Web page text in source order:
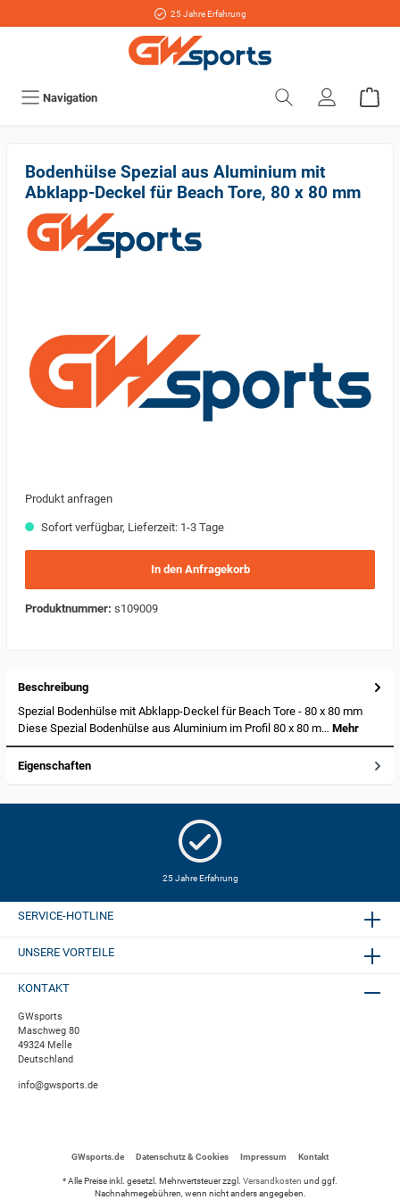
25 Jahre Erfahrung
Navigation
Bodenhülse Spezial aus Aluminium mit
Abklapp-Deckel für Beach Tore, 80 x 80 mm
Produkt anfragen
Sofort verfügbar, Lieferzeit: 1-3 Tage
In den Anfragekorb
Produktnummer: s109009
Beschreibung
Spezial Bodenhülse mit Abklapp-Deckel für Beach Tore - 80 x 80 mm
Diese Spezial Bodenhülse aus Aluminium im Profil 80 x 80 m… Mehr
Eigenschaften
25 Jahre Erfahrung
SERVICE-HOTLINE
UNSERE VORTEILE
KONTAKT
GWsports
Maschweg 80
49324 Melle
Deutschland
info@gwsports.de
GWsports.de Datenschutz & Cookies Impressum Kontakt
* Alle Preise inkl. gesetzl. Mehrwertsteuer zzgl. Versandkosten und ggf.
Nachnahmegebühren, wenn nicht anders angegeben.